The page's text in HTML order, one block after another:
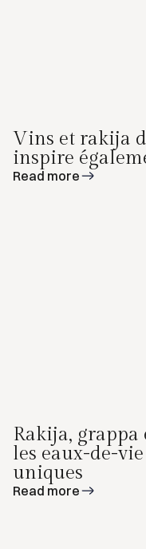
Vins et rakija
inspire
Read more
Rakija, grappa
les eaux-de-
uniques
Read more